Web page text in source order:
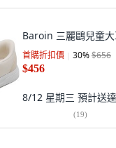
Baroin 三麗鷗兒童
首購折扣價 30%$656
$456
8/12 星期三 預計送達
(19)